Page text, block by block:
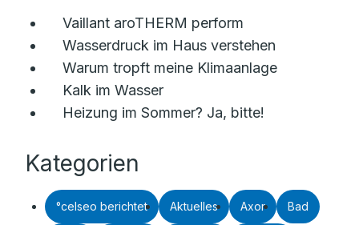
Vaillant aroTHERM perform
Wasserdruck im Haus verstehen
Warum tropft meine Klimaanlage
Kalk im Wasser
Heizung im Sommer? Ja, bitte!
Kategorien
°celseo berichtet Aktuelles Axor Bad